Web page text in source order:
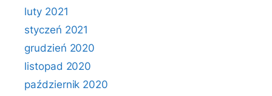
luty 2021
styczeń 2021
grudzień 2020
listopad 2020
październik 2020